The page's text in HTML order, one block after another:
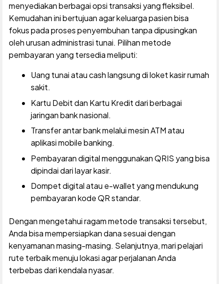
menyediakan berbagai opsi transaksi yang fleksibel.
Kemudahan ini bertujuan agar keluarga pasien bisa
fokus pada proses penyembuhan tanpa dipusingkan
oleh urusan administrasi tunai. Pilihan metode
pembayaran yang tersedia meliputi:
Uang tunai atau cash langsung di loket kasir rumah
sakit.
Kartu Debit dan Kartu Kredit dari berbagai
jaringan bank nasional.
Transfer antar bank melalui mesin ATM atau
aplikasi mobile banking.
Pembayaran digital menggunakan QRIS yang bisa
dipindai dari layar kasir.
Dompet digital atau e-wallet yang mendukung
pembayaran kode QR standar.
Dengan mengetahui ragam metode transaksi tersebut,
Anda bisa mempersiapkan dana sesuai dengan
kenyamanan masing-masing. Selanjutnya, mari pelajari
rute terbaik menuju lokasi agar perjalanan Anda
terbebas dari kendala nyasar.